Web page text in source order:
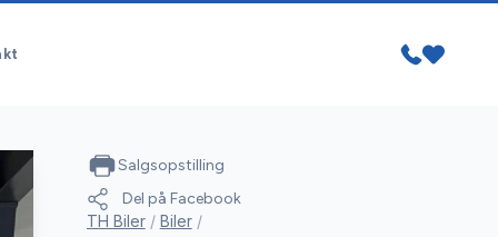
Salgsopstilling
Del på Facebook
TH Biler / Biler /